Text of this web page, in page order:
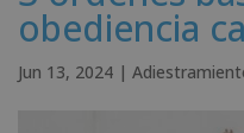
obediencia
Jun 13, 2024 |